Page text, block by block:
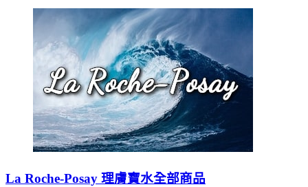
La Roche-Posay 理膚寶水全部商品